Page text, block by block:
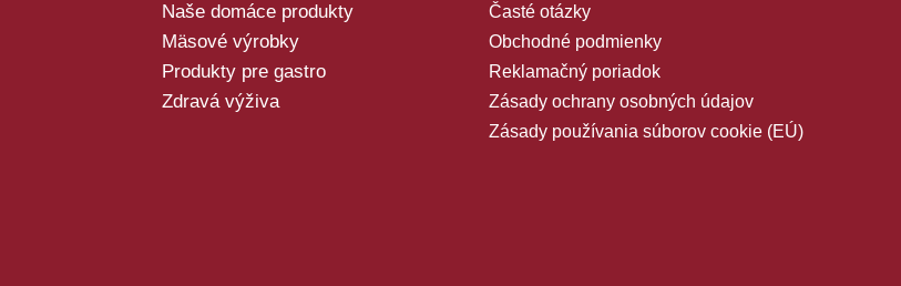
Naše domáce produkty
Mäsové výrobky
Produkty pre gastro
Zdravá výživa
Časté otázky
Obchodné podmienky
Reklamačný poriadok
Zásady ochrany osobných údajov
Zásady používania súborov cookie (EÚ)